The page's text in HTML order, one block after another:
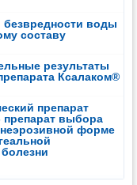
безвредности воды
составу
результаты
Ксалаком®
препарат
препарат выбора
форме